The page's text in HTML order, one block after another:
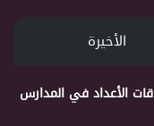
الأخيرة
الأعداد في المدارس